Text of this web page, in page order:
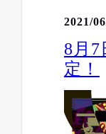
2021/
8月7
定！